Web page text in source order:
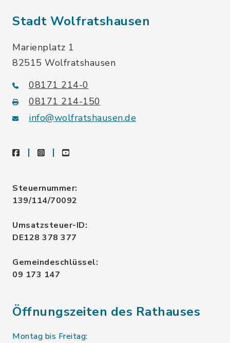
Stadt Wolfratshausen
Marienplatz 1
82515 Wolfratshausen
08171 214-0
08171 214-150
info@wolfratshausen.de
facebookinstagramyoutube
Steuernummer:
139/114/70092
Umsatzsteuer-ID:
DE128 378 377
Gemeindeschlüssel:
09 173 147
Öffnungszeiten des Rathauses
Montag bis Freitag: